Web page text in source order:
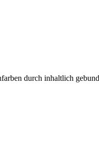
durch inhaltlich